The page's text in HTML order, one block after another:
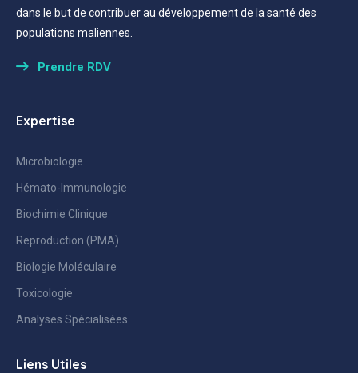
dans le but de contribuer au développement de la santé des
populations maliennes.
Prendre RDV
Expertise
Microbiologie
Hémato-Immunologie
Biochimie Clinique
Reproduction (PMA)
Biologie Moléculaire
Toxicologie
Analyses Spécialisées
Liens Utiles